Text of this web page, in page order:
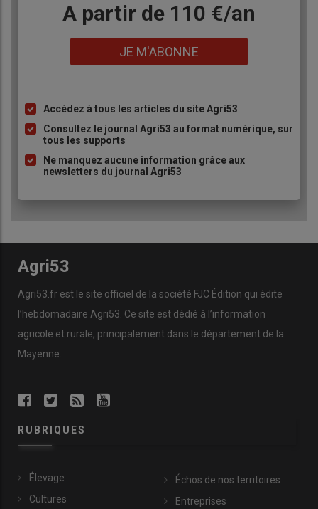
BodyA partir de 110 €/an
JE M'ABONNE
Liste
à
puce
Accédez à tous les articles du site Agri53
Consultez le journal Agri53 au format numérique, sur
tous les supports
Ne manquez aucune information grâce aux
newsletters du journal Agri53
Agri53
Agri53.fr est le site officiel de la société FJC Édition qui édite
l’hebdomadaire Agri53. Ce site est dédié à l’information
agricole et rurale, principalement dans le département de la
Mayenne.
RUBRIQUES
Élevage
Cultures
Échos de nos territoires
Entreprises